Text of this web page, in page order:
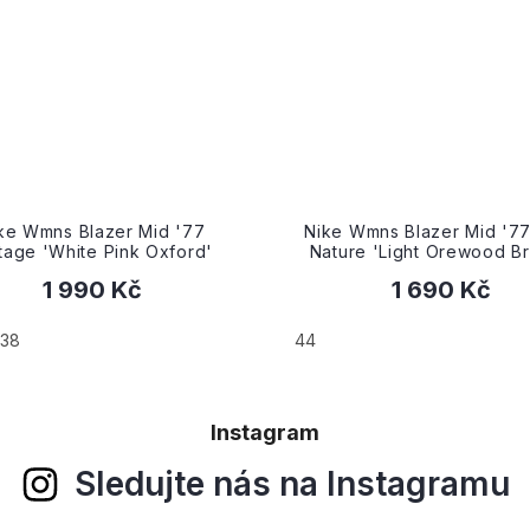
Wmns Blazer Mid '77 Next
'Light Orewood Brown'
1 690 Kč
Nike Wmns Blazer Mid
Nature 'University
od 1 690 Kč
36.5
Instagram
Sledujte nás na Instagramu